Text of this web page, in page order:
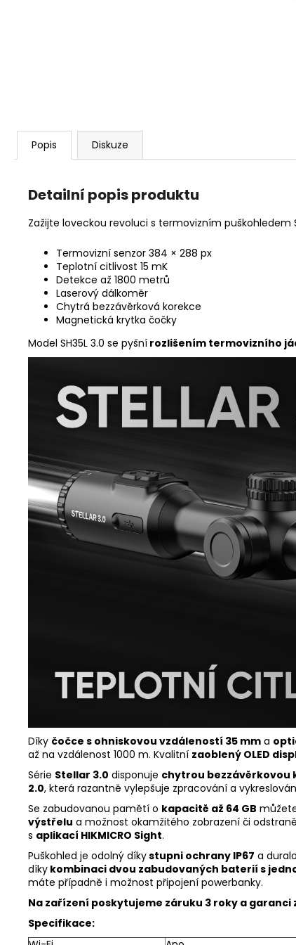
Popis Diskuze
Detailní popis produktu
Zažijte loveckou revoluci s termovizním
Termovizní senzor 384 × 288 px
Teplotní citlivost 15 mK
Detekce až 1800 metrů
Laserový dálkoměr
Chytrá bezzávěrková korekce
Magnetická krytka čočky
Model SH35L 3.0 se pyšní rozlišením termovizního
Díky čočce s ohniskovou vzdáleností 35 mm a
až na vzdálenost 1000 m. Kvalitní zaoblený OLED
Série Stellar 3.0 disponuje chytrou bezzávěrkovou
2.0, která razantně vylepšuje zpracování a
Se zabudovanou pamětí o kapacitě až 64 GB
výstřelu a možnost okamžitého zobrazení či
s aplikací HIKMICRO Sight.
Puškohled je odolný díkystupni ochrany IP67 a
díky kombinaci dvou zabudovaných baterií s
máte případně i možnost připojení powerbanky.
Na zařízení poskytujeme záruku 3 roky a
Specifikace: